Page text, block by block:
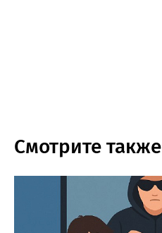
Смотрите также